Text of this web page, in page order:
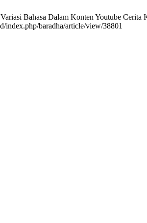
Bahasa Dalam Konten Youtube Cerita
index.php/baradha/article/view/38801